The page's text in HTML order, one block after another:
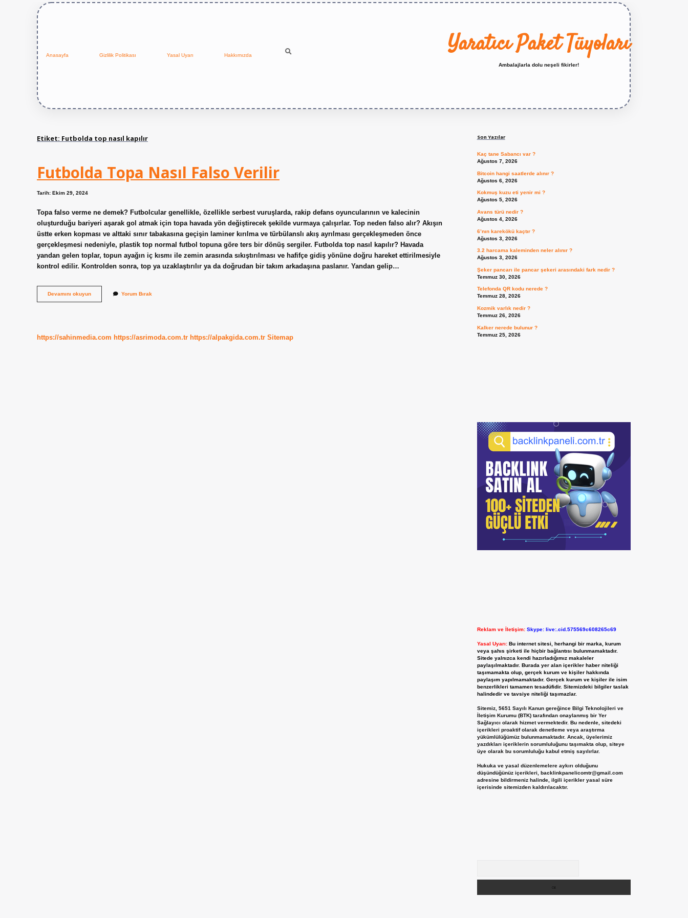
Anasayfa Gizlilik Politikası Yasal Uyarı Hakkımızda Yaratıcı Paket Tüyoları
Ambalajlarla dolu neşeli fikirler!
Etiket: Futbolda top nasıl kapılır
Futbolda Topa Nasıl Falso Verilir
Tarih: Ekim 29, 2024
Topa falso verme ne demek? Futbolcular genellikle, özellikle serbest vuruşlarda, rakip defans oyuncularının ve kalecinin
oluşturduğu bariyeri aşarak gol atmak için topa havada yön değiştirecek şekilde vurmaya çalışırlar. Top neden falso alır? Akışın
üstte erken kopması ve alttaki sınır tabakasına geçişin laminer kırılma ve türbülanslı akış ayrılması gerçekleşmeden önce
gerçekleşmesi nedeniyle, plastik top normal futbol topuna göre ters bir dönüş sergiler. Futbolda top nasıl kapılır? Havada
yandan gelen toplar, topun ayağın iç kısmı ile zemin arasında sıkıştırılması ve hafifçe gidiş yönüne doğru hareket ettirilmesiyle
kontrol edilir. Kontrolden sonra, top ya uzaklaştırılır ya da doğrudan bir takım arkadaşına paslanır. Yandan gelip…
Devamını okuyunFutbolda
Topa
Yorum Bırak
https://sahinmedia.com https://asrimoda.com.tr https://alpakgida.com.tr Sitemap
Son Yazılar
Kaç tane Sabancı var ?
Ağustos 7, 2026
Bitcoin hangi saatlerde alınır ?
Ağustos 6, 2026
Kokmuş kuzu eti yenir mi ?
Ağustos 5, 2026
Avans türü nedir ?
Ağustos 4, 2026
6’nın karekökü kaçtır ?
Ağustos 3, 2026
3.2 harcama kaleminden neler alınır ?
Ağustos 3, 2026
Şeker pancarı ile pancar şekeri arasındaki fark nedir ?
Temmuz 30, 2026
Telefonda QR kodu nerede ?
Temmuz 28, 2026
Kozmik varlık nedir ?
Temmuz 26, 2026
Kalker nerede bulunur ?
Temmuz 25, 2026
Reklam ve İletişim: Skype: live:.cid.575569c608265c69
Yasal Uyarı: Bu internet sitesi, herhangi bir marka, kurum
veya şahıs şirketi ile hiçbir bağlantısı bulunmamaktadır.
Sitede yalnızca kendi hazırladığımız makaleler
paylaşılmaktadır. Burada yer alan içerikler haber niteliği
taşımamakta olup, gerçek kurum ve kişiler hakkında
paylaşım yapılmamaktadır. Gerçek kurum ve kişiler ile isim
benzerlikleri tamamen tesadüfidir. Sitemizdeki bilgiler taslak
halindedir ve tavsiye niteliği taşımazlar.
Sitemiz, 5651 Sayılı Kanun gereğince Bilgi Teknolojileri ve
İletişim Kurumu (BTK) tarafından onaylanmış bir Yer
Sağlayıcı olarak hizmet vermektedir. Bu nedenle, sitedeki
içerikleri proaktif olarak denetleme veya araştırma
yükümlülüğümüz bulunmamaktadır. Ancak, üyelerimiz
yazdıkları içeriklerin sorumluluğunu taşımakta olup, siteye
üye olarak bu sorumluluğu kabul etmiş sayılırlar.
Hukuka ve yasal düzenlemelere aykırı olduğunu
düşündüğünüz içerikleri, backlinkpanelicomtr@gmail.com
adresine bildirmeniz halinde, ilgili içerikler yasal süre
içerisinde sitemizden kaldırılacaktır.